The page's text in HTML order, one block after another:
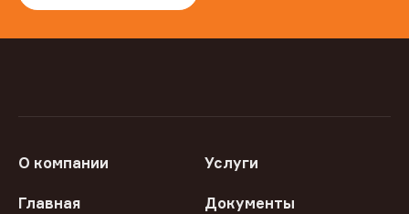
О компании Услуги
Главная Документы